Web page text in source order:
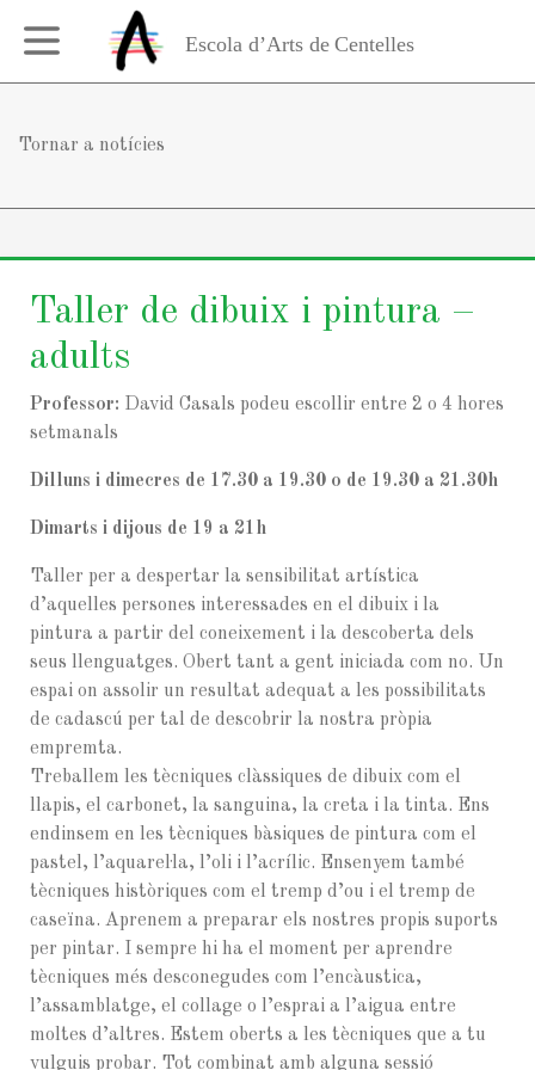
Tornar a notícies
Taller de dibuix i pintura –
adults
Professor: David Casals podeu escollir entre 2 o 4 hores
setmanals
Dilluns i dimecres de 17.30 a 19.30 o de 19.30 a 21.30h
Dimarts i dijous de 19 a 21h
Taller per a despertar la sensibilitat artística
d’aquelles persones interessades en el dibuix i la
pintura a partir del coneixement i la descoberta dels
seus llenguatges. Obert tant a gent iniciada com no. Un
espai on assolir un resultat adequat a les possibilitats
de cadascú per tal de descobrir la nostra pròpia
empremta.
Treballem les tècniques clàssiques de dibuix com el
llapis, el carbonet, la sanguina, la creta i la tinta. Ens
endinsem en les tècniques bàsiques de pintura com el
pastel, l’aquarel·la, l’oli i l’acrílic. Ensenyem també
tècniques històriques com el tremp d’ou i el tremp de
caseïna. Aprenem a preparar els nostres propis suports
per pintar. I sempre hi ha el moment per aprendre
tècniques més desconegudes com l’encàustica,
l’assamblatge, el collage o l’esprai a l’aigua entre
moltes d’altres. Estem oberts a les tècniques que a tu
vulguis probar. Tot combinat amb alguna sessió